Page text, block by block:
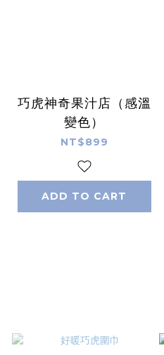
巧虎神奇果汁店（感溫
變色）
NT$899
ADD TO CART